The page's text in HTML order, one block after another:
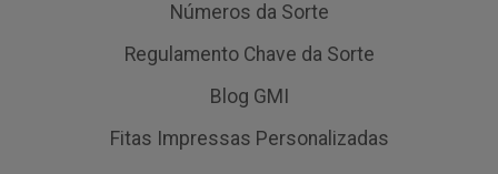
Números da Sorte
Regulamento Chave da Sorte
Blog GMI
Fitas Impressas Personalizadas